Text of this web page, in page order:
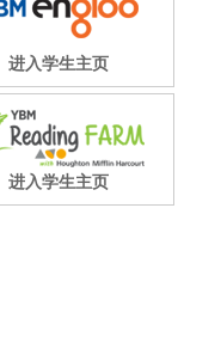
进入学生主页
进入学生主页